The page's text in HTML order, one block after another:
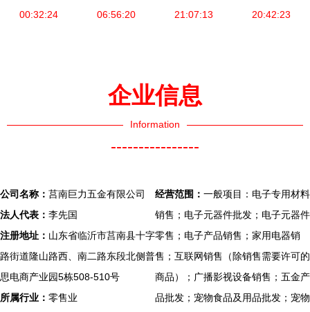
设备产品概
00:32:24
务价格、厂
06:56:20
产业协同发
21:07:13
视设备的跨
20:42:23
企业信息
Information
----------------
公司名称： 莒南巨力五金有限公司
法人代表： 李先国
注册地址： 山东省临沂市莒南县十字
路街道隆山路西、南二路东段北侧普
思电商产业园5栋508-510号
所属行业： 零售业
经营范围： 一般项目：电子专用材料
销售；电子元器件批发；电子元器件
零售；电子产品销售；家用电器销
售；互联网销售（除销售需要许可的
商品）；广播影视设备销售；五金产
品批发；宠物食品及用品批发；宠物